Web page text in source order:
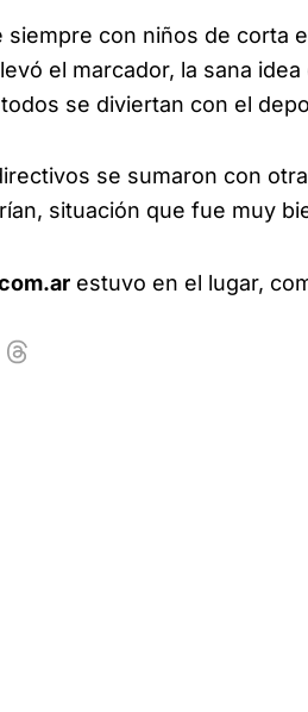
siempre con niños de corta
el marcador, la sana
se diviertan con el
se sumaron con
situación que fue muy
estuvo en el lugar,